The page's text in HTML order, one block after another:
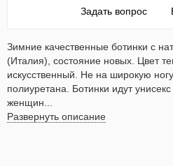
Задать вопрос
Зимние качественные ботинки с
(Италия), состояние новых. Цвет
искусственный. Не на широкую
полиуретана. Ботинки идут
женщин...
Развернуть описание